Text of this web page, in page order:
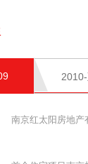
南京红太阳房地产